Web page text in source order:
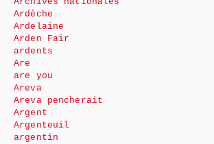
Ardèche
Ardelaine
Arden Fair
ardents
Are
are you
Areva
Areva pencherait
Argent
Argenteuil
argentin